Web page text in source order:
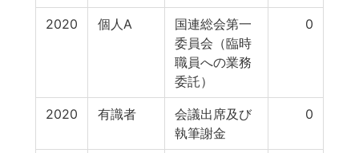
2020 個人A
国連総会第一
委員会（臨時
職員への業務
委託）
0
2020 有識者
会議出席及び
執筆謝金
0